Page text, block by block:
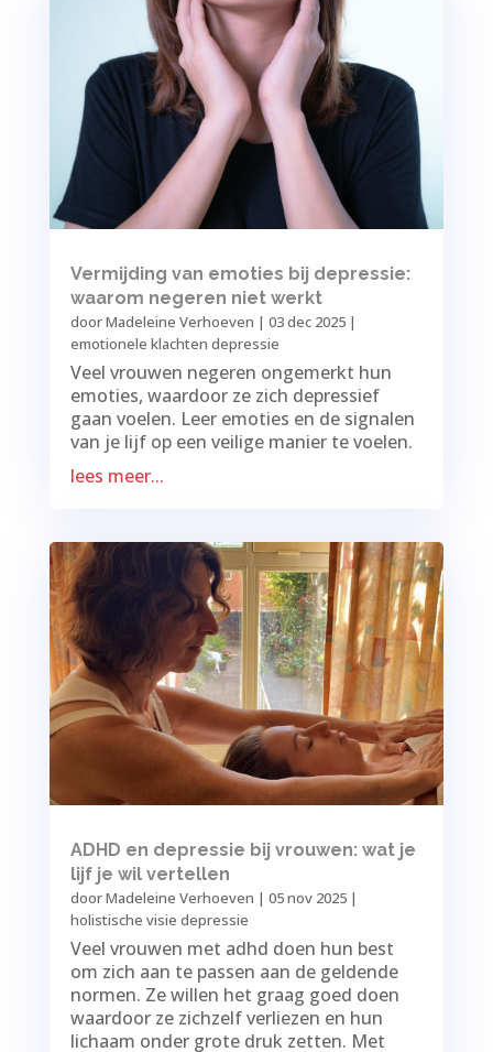
Vermijding van emoties bij depressie:
waarom negeren niet werkt
doorMadeleine Verhoeven | 03 dec 2025|
emotionele klachten depressie
Veel vrouwen negeren ongemerkt hun
emoties, waardoor ze zich depressief
gaan voelen. Leer emoties en de signalen
van je lijf op een veilige manier te voelen.
lees meer...
ADHD en depressie bij vrouwen: wat je
lijf je wil vertellen
doorMadeleine Verhoeven | 05 nov 2025|
holistische visie depressie
Veel vrouwen met adhd doen hun best
om zich aan te passen aan de geldende
normen. Ze willen het graag goed doen
waardoor ze zichzelf verliezen en hun
lichaam onder grote druk zetten. Met